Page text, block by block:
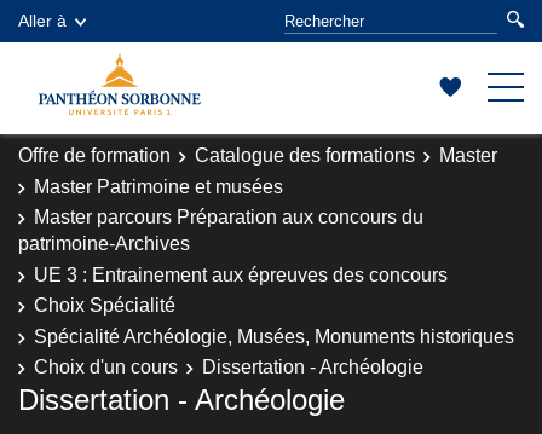
Aller à
Offre de formation Catalogue des formations
Master
Master Patrimoine et musées
Master parcours Préparation aux concours du
patrimoine-Archives
UE 3 : Entrainement aux épreuves des concours
Choix Spécialité
Spécialité Archéologie, Musées, Monuments historiques
Choix d'un cours
Dissertation - Archéologie
Dissertation - Archéologie